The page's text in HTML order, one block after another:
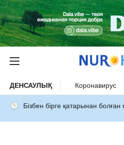
ДЕНСАУЛЫҚ Коронавирус
Бізбен бірге қатарынан болған